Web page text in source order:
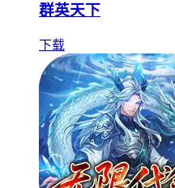
群英天下
下载